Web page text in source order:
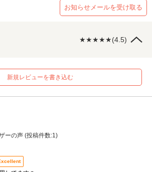
お知らせメールを受け取る
★★★★★(4.5)
新規レビューを書き込む
ーの声 (投稿件数:1)